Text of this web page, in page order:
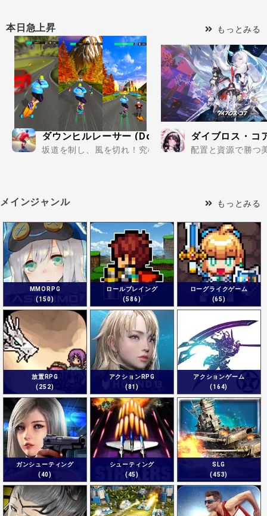
本日急上昇 もっとみる
ダウンヒルレーサー (Downhill Racer)
坂道を制し、風を切れ！究極のダウンヒルレースがここ
ダイブロス・コ
配置と資源で勝つ
メインジャンル もっとみる
MMORPG
(150)
ロールプレイング
(586)
ローグライクゲーム
(65)
放置RPG
(252)
アクションRPG
(81)
アクションゲーム
(164)
ガンシューティング
(40)
シューティング
(45)
SLG
(453)